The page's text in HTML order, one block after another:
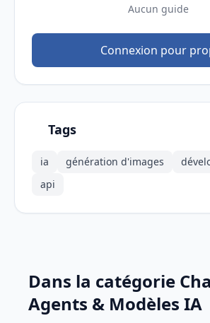
Aucun guide
Connexion pour
Tags
ia génération d'images
api
Dans la catégorie
Agents & Modèles IA